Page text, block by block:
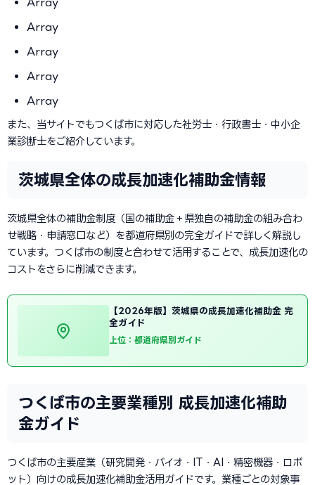
Array
Array
Array
Array
また、当サイトでもつくば市に対応した社労士・行政書士・中小企
業診断士をご紹介しています。
茨城県全体の成長加速化補助金情報
茨城県全体の補助金制度（国の補助金＋県独自の補助金の組み合わ
せ戦略・申請窓口など）を都道府県別の完全ガイドで詳しく解説し
ています。つくば市の制度と合わせて活用することで、成長加速化の
コストをさらに削減できます。
【2026年版】茨城県の成長加速化補助金 完
全ガイド
上位：都道府県別ガイド
つくば市の主要業種別 成長加速化補助
金ガイド
つくば市の主要産業（研究開発・バイオ・IT・AI・精密機器・ロボ
ット）向けの成長加速化補助金活用ガイドです。業種ごとの対象事